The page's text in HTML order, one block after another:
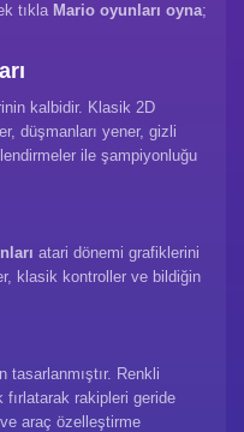
tıkla Mario oyunları oyna;
kalbidir. Klasik 2D
düşmanları yener, gizli
ile şampiyonluğu
atari dönemi grafiklerini
klasik kontroller ve bildiğin
tasarlanmıştır. Renkli
rakipleri geride
araç özelleştirme